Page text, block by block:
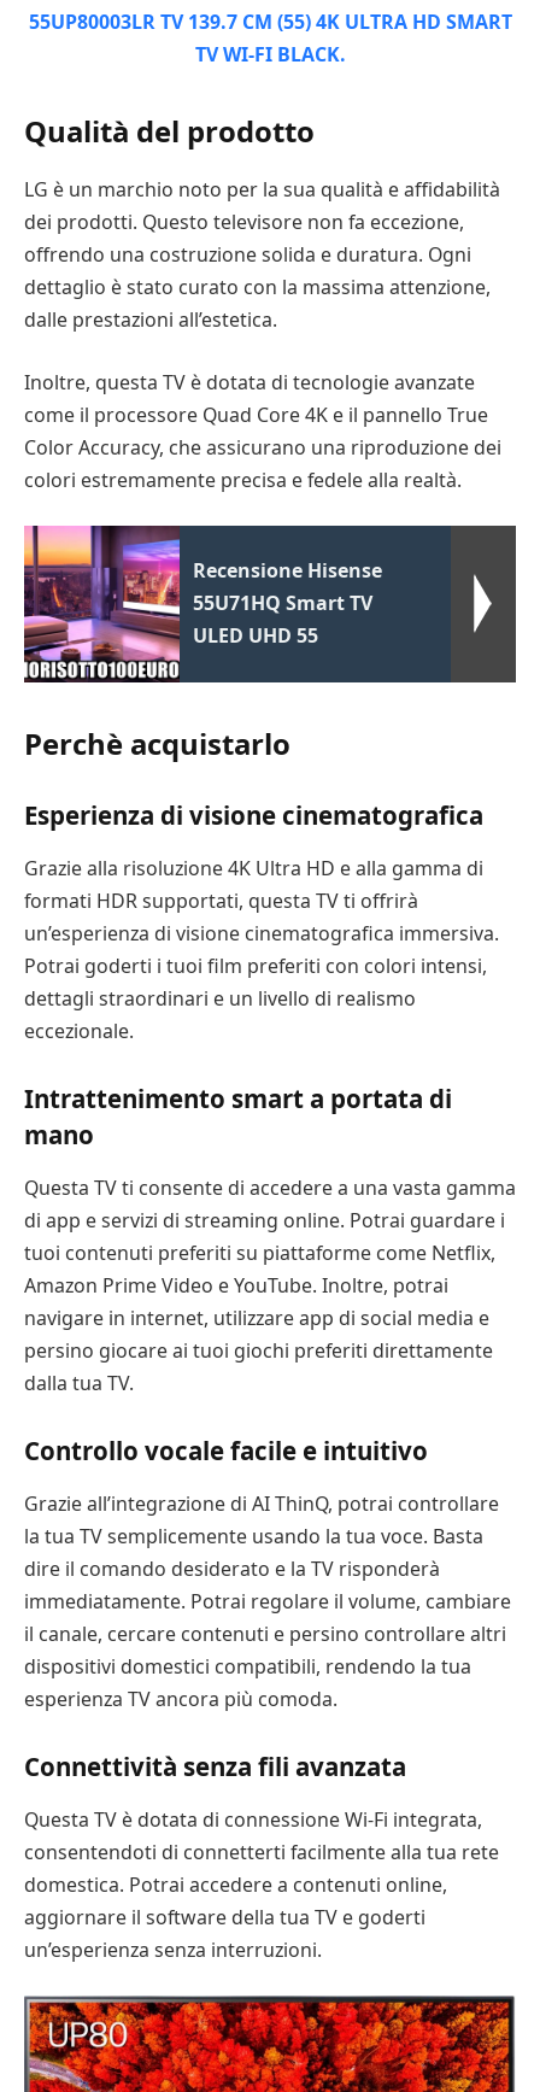
Qualità del prodotto
LG è un marchio noto per la sua qualità e affidabilità
dei prodotti. Questo televisore non fa eccezione,
offrendo una costruzione solida e duratura. Ogni
dettaglio è stato curato con la massima attenzione,
dalle prestazioni all’estetica.
Inoltre, questa TV è dotata di tecnologie avanzate
come il processore Quad Core 4K e il pannello True
Color Accuracy, che assicurano una riproduzione dei
colori estremamente precisa e fedele alla realtà.
Recensione Hisense
55U71HQ Smart TV
ULED UHD 55
Perchè acquistarlo
Esperienza di visione cinematografica
Grazie alla risoluzione 4K Ultra HD e alla gamma di
formati HDR supportati, questa TV ti offrirà
un’esperienza di visione cinematografica immersiva.
Potrai goderti i tuoi film preferiti con colori intensi,
dettagli straordinari e un livello di realismo
eccezionale.
Intrattenimento smart a portata di
mano
Questa TV ti consente di accedere a una vasta gamma
di app e servizi di streaming online. Potrai guardare i
tuoi contenuti preferiti su piattaforme come Netflix,
Amazon Prime Video e YouTube. Inoltre, potrai
navigare in internet, utilizzare app di social media e
persino giocare ai tuoi giochi preferiti direttamente
dalla tua TV.
Controllo vocale facile e intuitivo
Grazie all’integrazione di AI ThinQ, potrai controllare
la tua TV semplicemente usando la tua voce. Basta
dire il comando desiderato e la TV risponderà
immediatamente. Potrai regolare il volume, cambiare
il canale, cercare contenuti e persino controllare altri
dispositivi domestici compatibili, rendendo la tua
esperienza TV ancora più comoda.
Connettività senza fili avanzata
Questa TV è dotata di connessione Wi-Fi integrata,
consentendoti di connetterti facilmente alla tua rete
domestica. Potrai accedere a contenuti online,
aggiornare il software della tua TV e goderti
un’esperienza senza interruzioni.